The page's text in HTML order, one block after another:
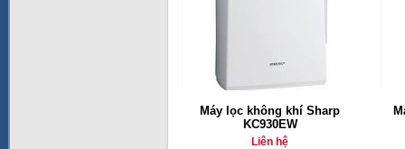
Máy lọc không khí Sharp
KC930EW
Liên hệ